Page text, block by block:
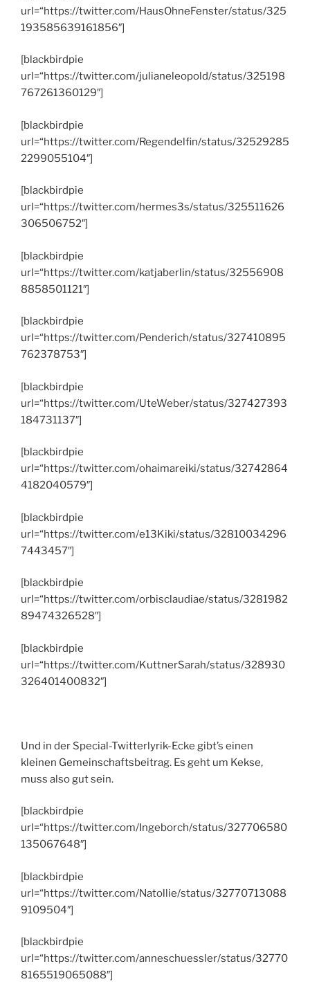
url=“https://twitter.com/HausOhneFenster/status/325
193585639161856″]
[blackbirdpie
url=“https://twitter.com/julianeleopold/status/325198
767261360129″]
[blackbirdpie
url=“https://twitter.com/Regendelfin/status/32529285
2299055104″]
[blackbirdpie
url=“https://twitter.com/hermes3s/status/325511626
306506752″]
[blackbirdpie
url=“https://twitter.com/katjaberlin/status/32556908
8858501121″]
[blackbirdpie
url=“https://twitter.com/Penderich/status/327410895
762378753″]
[blackbirdpie
url=“https://twitter.com/UteWeber/status/327427393
184731137″]
[blackbirdpie
url=“https://twitter.com/ohaimareiki/status/32742864
4182040579″]
[blackbirdpie
url=“https://twitter.com/e13Kiki/status/32810034296
7443457″]
[blackbirdpie
url=“https://twitter.com/orbisclaudiae/status/3281982
89474326528″]
[blackbirdpie
url=“https://twitter.com/KuttnerSarah/status/328930
326401400832″]
Und in der Special-Twitterlyrik-Ecke gibt’s einen
kleinen Gemeinschaftsbeitrag. Es geht um Kekse,
muss also gut sein.
[blackbirdpie
url=“https://twitter.com/Ingeborch/status/327706580
135067648″]
[blackbirdpie
url=“https://twitter.com/Natollie/status/32770713088
9109504″]
[blackbirdpie
url=“https://twitter.com/anneschuessler/status/32770
8165519065088″]